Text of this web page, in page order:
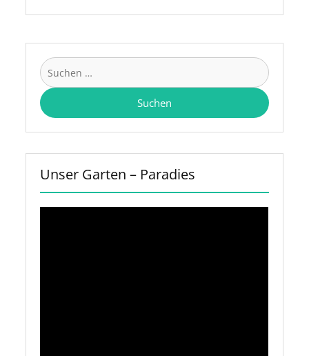
Suchen
nach:
Unser Garten – Paradies